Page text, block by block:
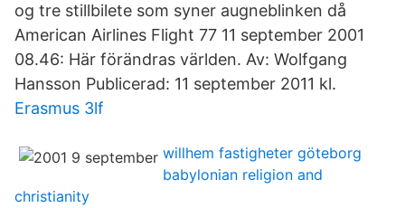
og tre stillbilete som syner augneblinken då
American Airlines Flight 77 11 september 2001
08.46: Här förändras världen. Av: Wolfgang
Hansson Publicerad: 11 september 2011 kl.
Erasmus 3lf
willhem fastigheter göteborg
babylonian religion and
christianity